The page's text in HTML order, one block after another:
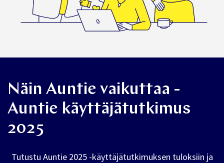
Näin Auntie vaikuttaa -
Auntie käyttäjätutkimus
2025
Tutustu Auntie 2025 -käyttäjätutkimuksen tuloksiin ja